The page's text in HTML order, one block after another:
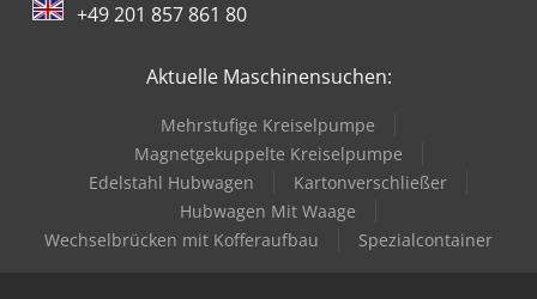
+49 201 857 861 80
Aktuelle Maschinensuchen:
Mehrstufige Kreiselpumpe
Magnetgekuppelte Kreiselpumpe
Edelstahl Hubwagen
Kartonverschließer
Hubwagen Mit Waage
Wechselbrücken mit Kofferaufbau
Spezialcontainer